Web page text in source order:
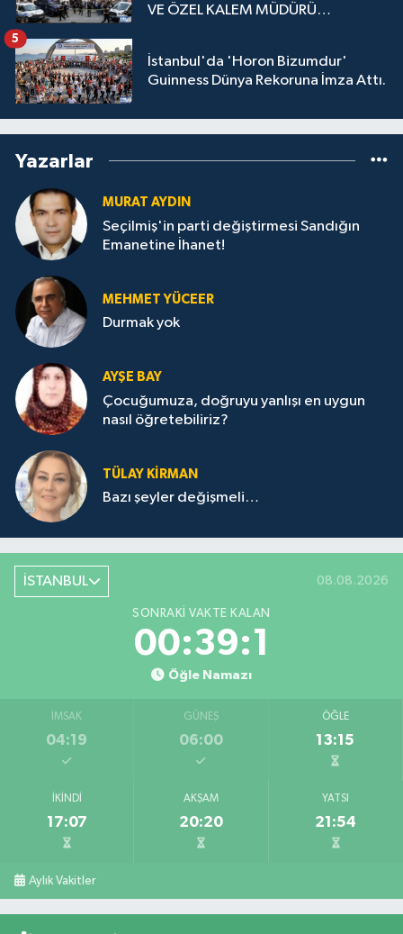
VE ÖZEL KALEM MÜDÜRÜ
İstanbul'da 'Horon Bizumdur'
Guinness Dünya Rekoruna İmza Attı.
5
Yazarlar
MURAT AYDIN
Seçilmiş'in parti değiştirmesi Sandığın
Emanetine İhanet!
MEHMET YÜCEER
Durmak yok
AYŞE BAY
Çocuğumuza, doğruyu yanlışı en uygun
nasıl öğretebiliriz?
TÜLAY KİRMAN
Bazı şeyler değişmeli…
İSTANBUL 08.08.2026
SONRAKI VAKTE KALAN
00:39:1
Öğle Namazı
İMSAK
04:19
GÜNEŞ
06:00
ÖĞLE
13:15
İKINDI
17:07
AKŞAM
20:20
YATSI
21:54
Aylık Vakitler